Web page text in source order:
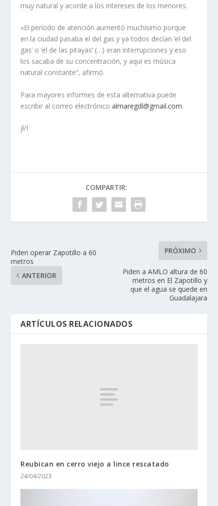
muy natural y acorde a los intereses de los menores.
«El período de atención aumentó muchísimo porque
en la ciudad pasaba el del gas y ya todos decían ‘el del
gas’ o ‘el de las pitayas’ (…) eran interrupciones y eso
los sacaba de su concentración, y aquí es música
natural constante”, afirmó.
Para mayores informes de esta alternativa puede
escribir al correo electrónicoalmaregdl@gmail.com.
jl/I
COMPARTIR:
Piden operar Zapotillo a 60
metros
ANTERIOR
PRÓXIMO
Piden a AMLO altura de 60
metros en El Zapotillo y
que el agua se quede en
Guadalajara
ARTÍCULOS RELACIONADOS
Reubican en cerro viejo a lince rescatado
24/04/2023